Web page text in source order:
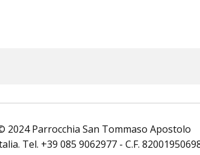
2024 Parrocchia San Tommaso Apostolo
Tel. +39 085 9062977 - C.F.